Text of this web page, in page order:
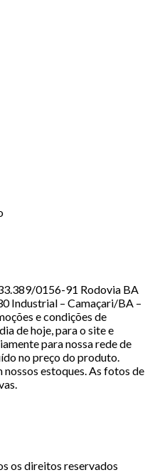
0156-91 Rodovia BA
Industrial – Camaçari/BA –
e condições de
de hoje, para o site e
para nossa rede de
no preço do produto.
estoques. As fotos de
os direitos reservados